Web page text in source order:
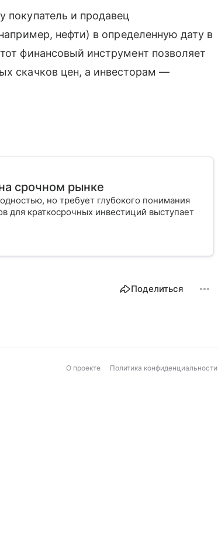
и продавец
нефти) в определенную дату в
финансовый инструмент позволяет
скачков цен, а инвесторам —
срочном рынке
но требует глубокого понимания
для краткосрочных инвестиций выступает
Поделиться
О проекте Политика конфиденциальности